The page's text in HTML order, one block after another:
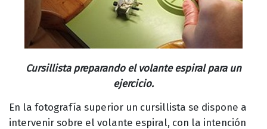
Cursillista preparando el volante espiral para un
ejercicio.
En la fotografía superior un cursillista se dispone a
intervenir sobre el volante espiral, con la intención